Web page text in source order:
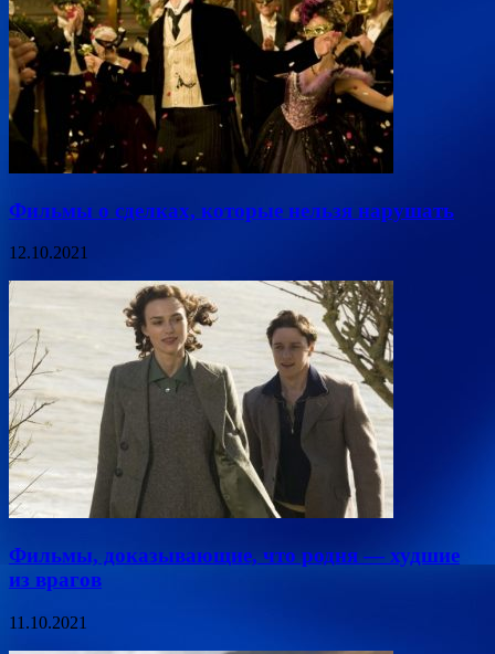
Фильмы о сделках, которые нельзя нарушать
12.10.2021
Фильмы, доказывающие, что родня — худшие
из врагов
11.10.2021